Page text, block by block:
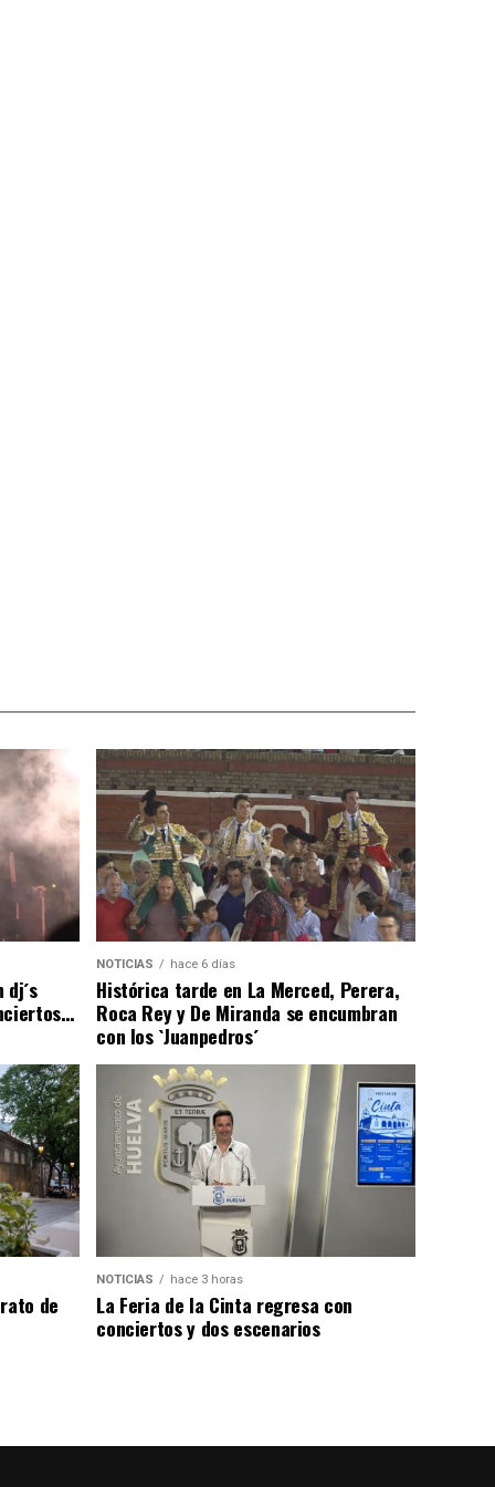
NOTICIAS hace 6 días
Histórica tarde en La Merced, Perera,
Roca Rey y De Miranda se encumbran
con los `Juanpedros´
de
NOTICIAS hace 3 horas
La Feria de la Cinta regresa con
conciertos y dos escenarios